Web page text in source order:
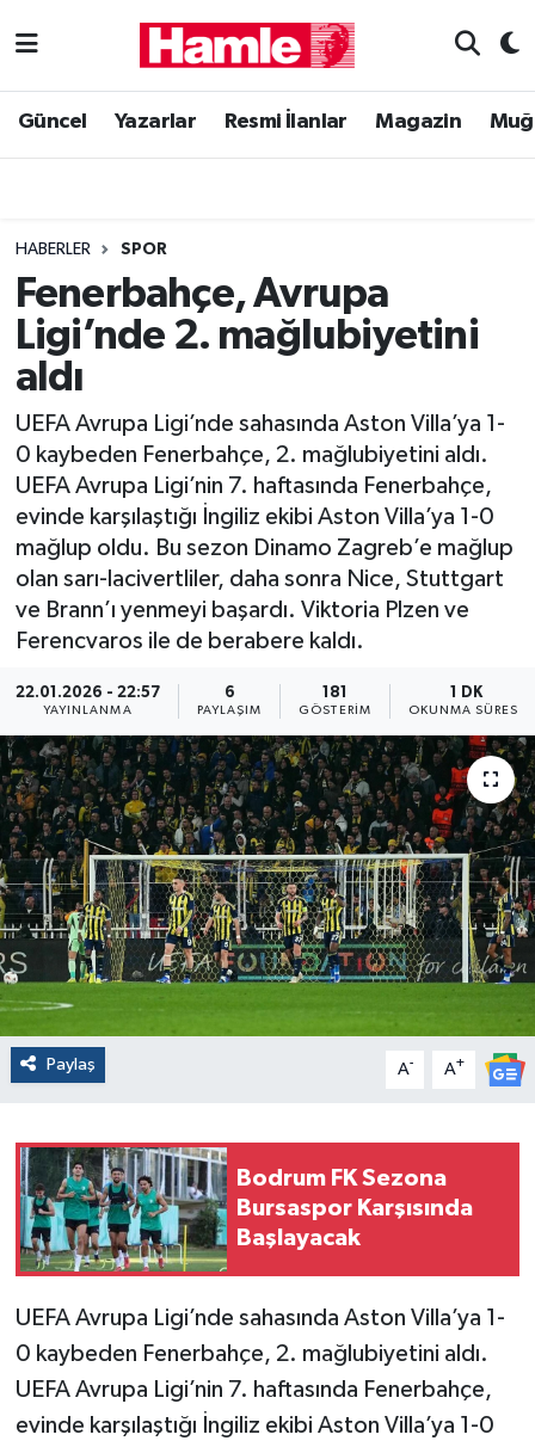
Güncel Yazarlar Resmi İlanlar Magazin
HABERLER SPOR
Fenerbahçe, Avrupa
Ligi’nde 2. mağlubiyetini
aldı
UEFA Avrupa Ligi’nde sahasında Aston Villa’ya 1-
0 kaybeden Fenerbahçe, 2. mağlubiyetini aldı.
UEFA Avrupa Ligi’nin 7. haftasında Fenerbahçe,
evinde karşılaştığı İngiliz ekibi Aston Villa’ya 1-0
mağlup oldu. Bu sezon Dinamo Zagreb’e mağlup
olan sarı-lacivertliler, daha sonra Nice, Stuttgart
ve Brann’ı yenmeyi başardı. Viktoria Plzen ve
Ferencvaros ile de berabere kaldı.
22.01.2026 - 22:57
YAYINLANMA
6
PAYLAŞIM
181
GÖSTERIM
1 DK
OKUNMA SÜRESI
Paylaş A- A+
Bodrum FK Sezona
Bursaspor Karşısında
Başlayacak
UEFA Avrupa Ligi’nde sahasında Aston Villa’ya 1-
0 kaybeden Fenerbahçe, 2. mağlubiyetini aldı.
UEFA Avrupa Ligi’nin 7. haftasında Fenerbahçe,
evinde karşılaştığı İngiliz ekibi Aston Villa’ya 1-0
Güncel
Magazin
Muğla Haber
Siyaset
Muğla Nöbetçi Eczaneler
Muğla Trafik Yoğunluk Haritası
Süper Lig Puan Durumu ve Fikstür
Tüm Manşetler
Son Dakika Haberleri
Haber Arşivi